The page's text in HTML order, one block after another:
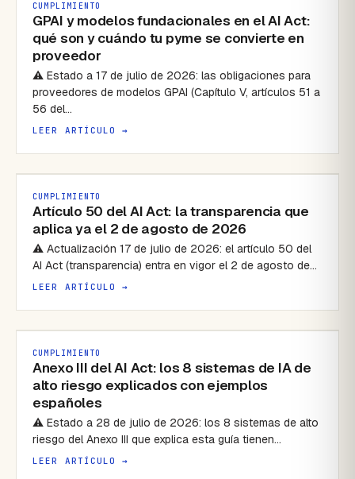
CUMPLIMIENTO
GPAI y modelos fundacionales en el AI Act:
qué son y cuándo tu pyme se convierte en
proveedor
⚠ Estado a 17 de julio de 2026: las obligaciones para
proveedores de modelos GPAI (Capítulo V, artículos 51 a
56 del…
LEER ARTÍCULO →
CUMPLIMIENTO
Artículo 50 del AI Act: la transparencia que
aplica ya el 2 de agosto de 2026
⚠ Actualización 17 de julio de 2026: el artículo 50 del
AI Act (transparencia) entra en vigor el 2 de agosto de…
LEER ARTÍCULO →
CUMPLIMIENTO
Anexo III del AI Act: los 8 sistemas de IA de
alto riesgo explicados con ejemplos
españoles
⚠ Estado a 28 de julio de 2026: los 8 sistemas de alto
riesgo del Anexo III que explica esta guía tienen…
LEER ARTÍCULO →